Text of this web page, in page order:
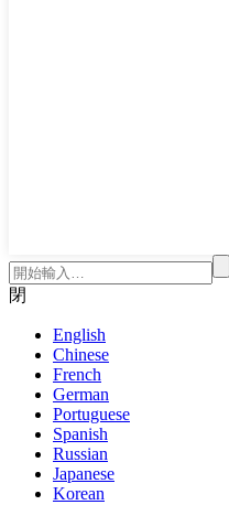
閉
English
Chinese
French
German
Portuguese
Spanish
Russian
Japanese
Korean